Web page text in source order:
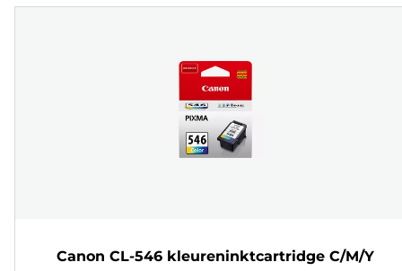
Canon CL-546 kleureninktcartridge C/M/Y